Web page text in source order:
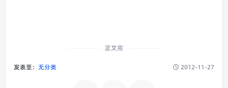
正文完
发表至： 无分类 2012-11-27